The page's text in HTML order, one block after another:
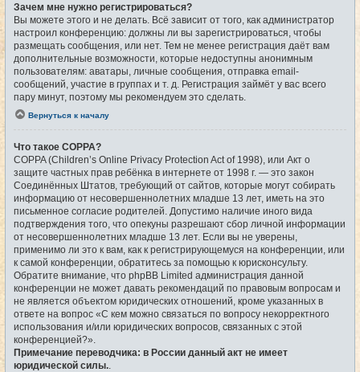
Зачем мне нужно регистрироваться?
Вы можете этого и не делать. Всё зависит от того, как администратор
настроил конференцию: должны ли вы зарегистрироваться, чтобы
размещать сообщения, или нет. Тем не менее регистрация даёт вам
дополнительные возможности, которые недоступны анонимным
пользователям: аватары, личные сообщения, отправка email-
сообщений, участие в группах и т. д. Регистрация займёт у вас всего
пару минут, поэтому мы рекомендуем это сделать.
Вернуться к началу
Что такое COPPA?
COPPA (Children’s Online Privacy Protection Act of 1998), или Акт о
защите частных прав ребёнка в интернете от 1998 г. — это закон
Соединённых Штатов, требующий от сайтов, которые могут собирать
информацию от несовершеннолетних младше 13 лет, иметь на это
письменное согласие родителей. Допустимо наличие иного вида
подтверждения того, что опекуны разрешают сбор личной информации
от несовершеннолетних младше 13 лет. Если вы не уверены,
применимо ли это к вам, как к регистрирующемуся на конференции, или
к самой конференции, обратитесь за помощью к юрисконсульту.
Обратите внимание, что phpBB Limited администрация данной
конференции не может давать рекомендаций по правовым вопросам и
не является объектом юридических отношений, кроме указанных в
ответе на вопрос «С кем можно связаться по вопросу некорректного
использования и/или юридических вопросов, связанных с этой
конференцией?».
Примечание переводчика: в России данный акт не имеет
юридической силы.